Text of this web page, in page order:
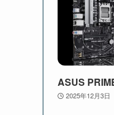
ASUS
2025年12月3日